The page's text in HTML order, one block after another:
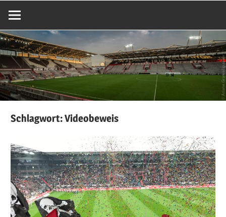
Schlagwort:Videobeweis